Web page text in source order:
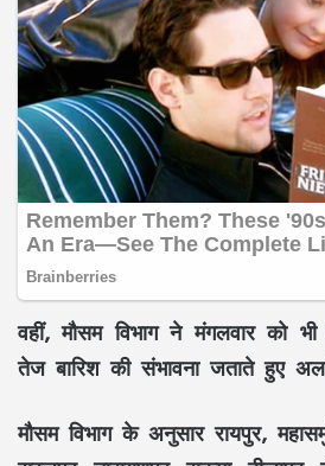
वहीं, मौसम विभाग ने मंगलवार को
तेज बारिश की संभावना जताते हुए
मौसम विभाग के अनुसार रायपुर,